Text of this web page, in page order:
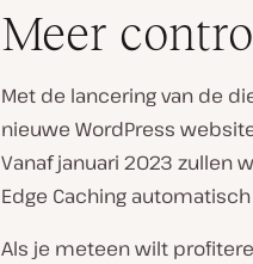
Meer
Met de lancering van de
nieuwe WordPress
Vanaf januari 2023 zullen
Edge Caching
Als je meteen wilt